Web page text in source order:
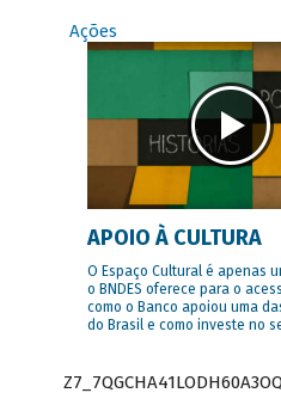
Ações
APOIO À CULTURA
O Espaço Cultural é apenas
o BNDES oferece para o
como o Banco apoiou uma
do Brasil e como investe no